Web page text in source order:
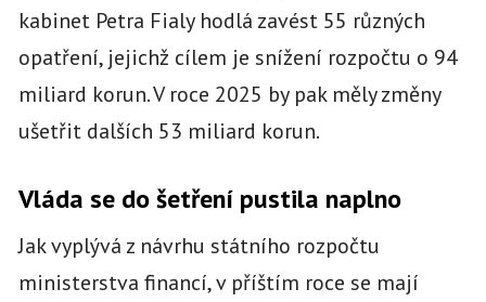
kabinet Petra Fialy hodlá zavést 55 různých
opatření, jejichž cílem je snížení rozpočtu o 94
miliard korun. V roce 2025 by pak měly změny
ušetřit dalších 53 miliard korun.
Vláda se do šetření pustila naplno
Jak vyplývá z návrhu státního rozpočtu
ministerstva financí, v příštím roce se mají